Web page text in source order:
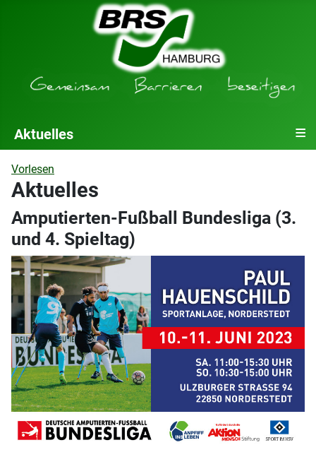
Aktuelles ≡
Vorlesen
Aktuelles
Amputierten-Fußball Bundesliga (3.
und 4. Spieltag)